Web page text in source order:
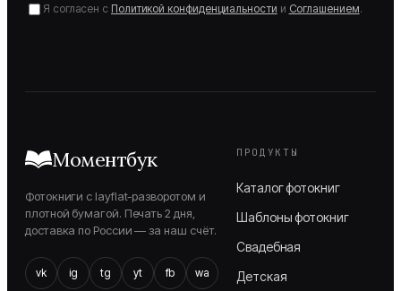
Я согласен с Политикой конфиденциальности и Соглашением.
Моментбук
Фотокниги с layflat-разворотом и
плотной бумагой. Печать 2 дня,
доставка по России — за наш счёт.
vk ig tg yt fb wa
ПРОДУКТЫ
Каталог фотокниг
Шаблоны фотокниг
Свадебная
Детская